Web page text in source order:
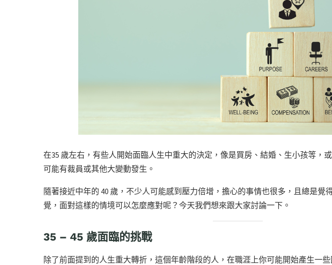
在35 歲左右，有些人開始面臨人生中重大的決定，像是買房、結婚、生小孩等，
可能有裁員或其他大變動發生。
隨著接近中年的 40 歲，不少人可能感到壓力倍增，擔心的事情也很多，且總是覺
覺，面對這樣的情境可以怎麼應對呢？今天我們想來跟大家討論一下。
35 – 45 歲面臨的挑戰
除了前面提到的人生重大轉折，這個年齡階段的人，在職涯上你可能開始產生一